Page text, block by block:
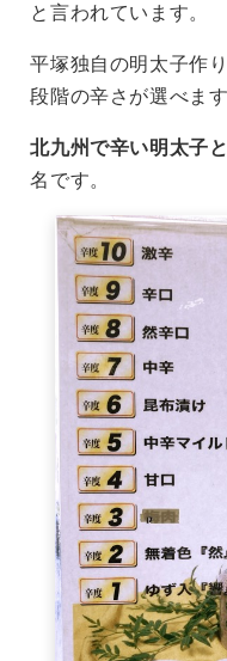
と言われています。
平塚独自の明太子作
段階の辛さが選べます
北九州で辛い明太子
名です。